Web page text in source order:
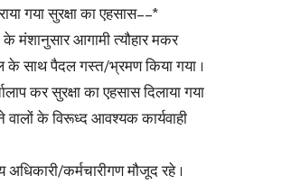
गया सुरक्षा का एहसास––*
के मंशानुसार आगामी त्यौहार मकर
के साथ पैदल गस्त/भ्रमण किया गया ।
कर सुरक्षा का एहसास दिलाया गया
के विरूध्द आवश्यक कार्यवाही
कर्मचारीगण मौजूद रहे ।